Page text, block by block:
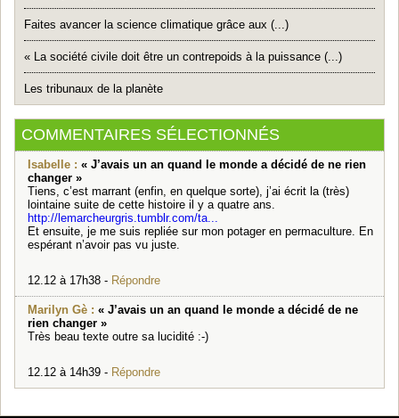
Faites avancer la science climatique grâce aux (...)
« La société civile doit être un contrepoids à la puissance (...)
Les tribunaux de la planète
COMMENTAIRES SÉLECTIONNÉS
Isabelle : « J’avais un an quand le monde a décidé de ne rien
changer »
Tiens, c’est marrant (enfin, en quelque sorte), j’ai écrit la (très)
lointaine suite de cette histoire il y a quatre ans.
http://lemarcheurgris.tumblr.com/ta...
Et ensuite, je me suis repliée sur mon potager en permaculture. En
espérant n’avoir pas vu juste.
12.12 à 17h38 - Répondre
Marilyn Gè : « J’avais un an quand le monde a décidé de ne
rien changer »
Très beau texte outre sa lucidité :-)
12.12 à 14h39 - Répondre